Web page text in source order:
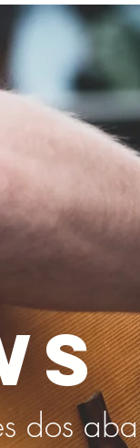
ACOMODAÇÕES
dos